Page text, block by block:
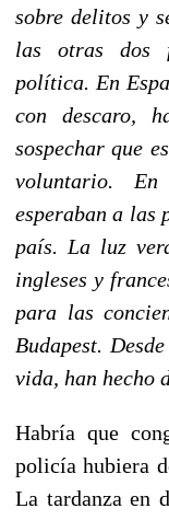
sobre delitos y
las otras dos
política. En
con descaro,
sospechar que
voluntario.
esperaban a las
país. La luz
ingleses y
para las
Budapest.
vida, han hecho
Habría que
policía hubiera
La tardanza en